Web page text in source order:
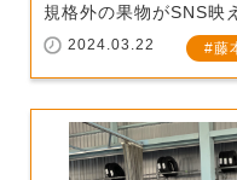
規格外の果物がSNS映
2024.03.22 藤